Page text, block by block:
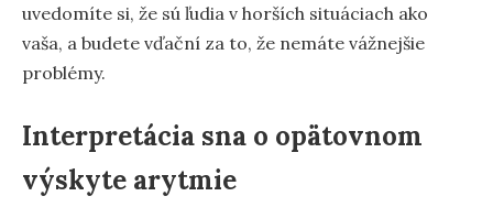
uvedomíte si, že sú ľudia v horších situáciach ako
vaša, a budete vďační za to, že nemáte vážnejšie
problémy.
Interpretácia sna o opätovnom
výskyte arytmie